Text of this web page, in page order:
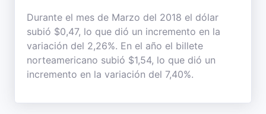
Durante el mes de Marzo del 2018 el dólar
subió $0,47, lo que dió un incremento en la
variación del 2,26%. En el año el billete
norteamericano subió $1,54, lo que dió un
incremento en la variación del 7,40%.